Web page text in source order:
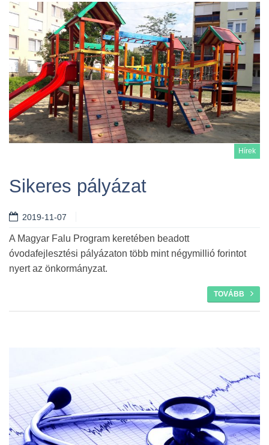
Hírek
Sikeres pályázat
2019-11-07
A Magyar Falu Program keretében beadott
óvodafejlesztési pályázaton több mint négymillió forintot
nyert az önkormányzat.
TOVÁBB